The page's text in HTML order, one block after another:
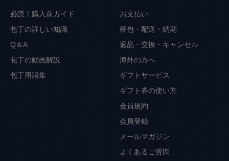
必読！購入前ガイド
包丁の詳しい知識
Q＆A
包丁の動画解説
包丁用語集
お支払い
梱包・配送・納期
返品・交換・キャンセル
海外の方へ
ギフトサービス
ギフト券の使い方
会員規約
会員登録
メールマガジン
よくあるご質問